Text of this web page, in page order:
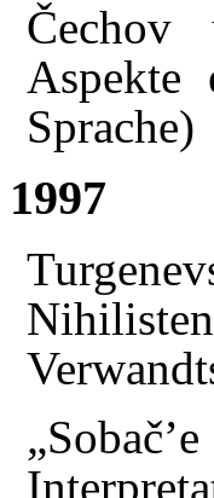
Čechov
Aspekte
Sprache)
1997